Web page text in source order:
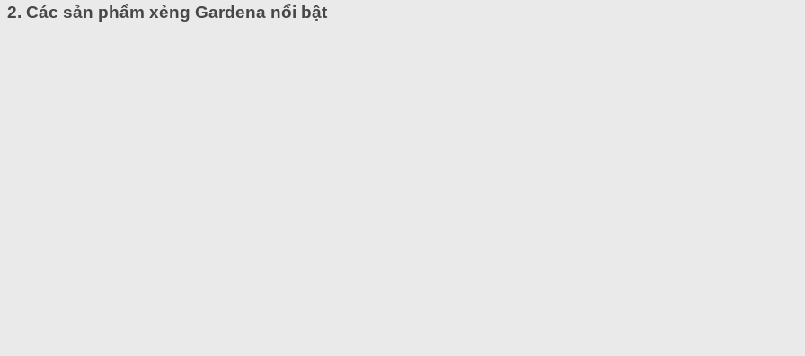
2. Các sản phẩm xẻng Gardena nổi bật